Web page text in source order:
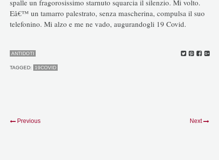
spalle un fragorosissimo starnuto squarcia il silenzio. Mi volto.
Eâ€™ un tamarro palestrato, senza mascherina, compulsa il suo
telefonino. Mi alzo e me ne vado, augurandogli 19 Covid.
ANTIDOTI
TAGGED: 19COVID
Previous Next